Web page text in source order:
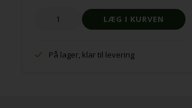
På lager, klar til levering